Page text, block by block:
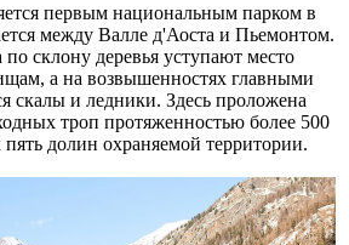
первым национальным парком в
между Валле д'Аоста и Пьемонтом.
склону деревья уступают место
а на возвышенностях главными
скалы и ледники. Здесь проложена
троп протяженностью более 500
долин охраняемой территории.